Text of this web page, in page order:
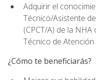
Adquirir el
Técnico/Asistente
(CPCT/A) de la
Técnico de Atención
¿Cómo te beneficiarás?